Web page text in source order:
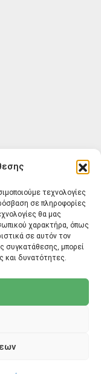
τεχνολογίες
σε πληροφορίες
θα μας
χαρακτήρα, όπως
σε αυτόν τον
συγκατάθεσης, μπορεί
και δυνατότητες.